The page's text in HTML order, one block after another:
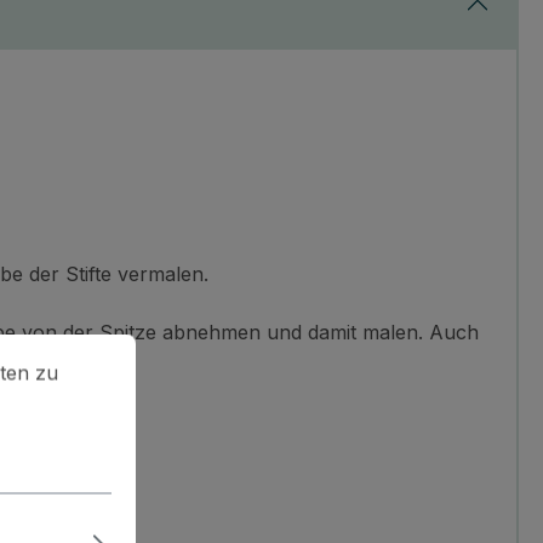
der Stifte vermalen.
von der Spitze abnehmen und damit malen. Auch
zu können.
Mehr Informationen ...
zu